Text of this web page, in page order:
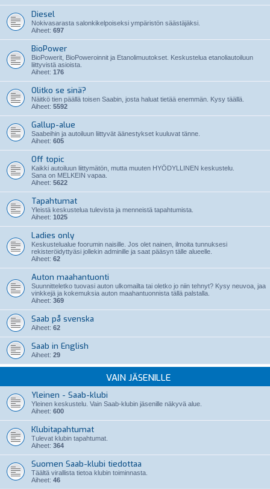
Diesel
Nokivasarasta salonkikelpoiseksi ympäristön säästäjäksi.
Aiheet: 697
BioPower
BioPowerit, BioPoweroinnit ja Etanolimuutokset. Keskustelua etanoliautoiluun
liittyvistä asioista.
Aiheet: 176
Olitko se sinä?
Näitkö tien päällä toisen Saabin, josta haluat tietää enemmän. Kysy täällä.
Aiheet: 5592
Gallup-alue
Saabeihin ja autoiluun liittyvät äänestykset kuuluvat tänne.
Aiheet: 605
Off topic
Kaikki autoiluun liittymätön, mutta muuten HYÖDYLLINEN keskustelu.
Sana on MELKEIN vapaa.
Aiheet: 5622
Tapahtumat
Yleistä keskustelua tulevista ja menneistä tapahtumista.
Aiheet: 1025
Ladies only
Keskustelualue foorumin naisille. Jos olet nainen, ilmoita tunnuksesi
rekisteröidyttyäsi jollekin adminille ja saat pääsyn tälle alueelle.
Aiheet: 62
Auton maahantuonti
Suunnitteletko tuovasi auton ulkomailta tai oletko jo niin tehnyt? Kysy neuvoa, jaa
vinkkejä ja kokemuksia auton maahantuonnista tällä palstalla.
Aiheet: 369
Saab på svenska
Aiheet: 62
Saab in English
Aiheet: 29
VAIN JÄSENILLE
Yleinen - Saab-klubi
Yleinen keskustelu. Vain Saab-klubin jäsenille näkyvä alue.
Aiheet: 600
Klubitapahtumat
Tulevat klubin tapahtumat.
Aiheet: 364
Suomen Saab-klubi tiedottaa
Täältä virallista tietoa klubin toiminnasta.
Aiheet: 46